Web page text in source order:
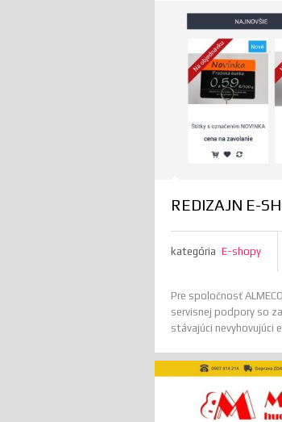
REDIZAJN E-
kategória E-shopy
Pre spoločnosť
servisnej podpory so
stávajúci nevyhovujúci